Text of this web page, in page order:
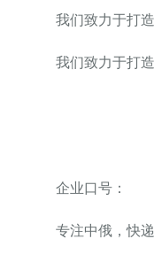
我们致力于打
我们致力于打
企业口号：
专注中俄，快